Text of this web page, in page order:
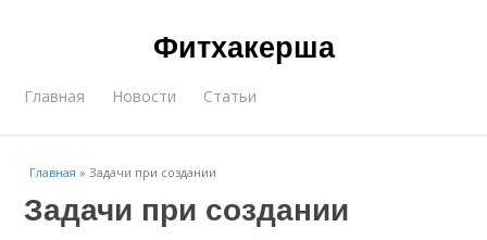
Фитхакерша
Главная Новости Статьи
Главная »Задачи при создании
Задачи при создании